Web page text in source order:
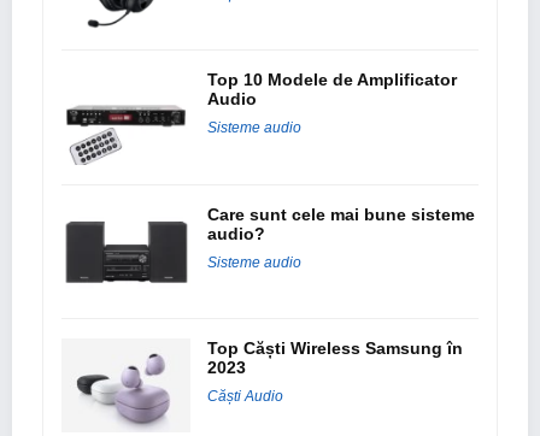
Top 10 Modele de Amplificator
Audio
Sisteme audio
Care sunt cele mai bune sisteme
audio?
Sisteme audio
Top Căști Wireless Samsung în
2023
Căști Audio